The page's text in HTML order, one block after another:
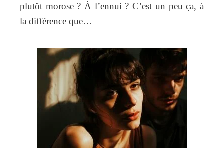
plutôt morose ? À l’ennui ? C’est un peu ça, à
la différence que…